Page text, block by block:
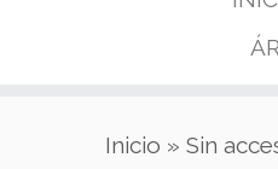
Inicio » Sin